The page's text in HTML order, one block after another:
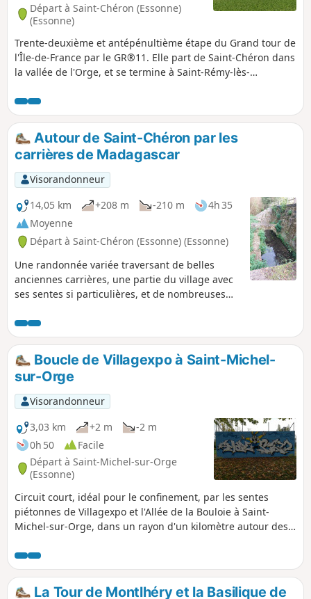
Départ à Saint-Chéron (Essonne)
(Essonne)
Trente-deuxième et antépénultième étape du Grand tour de
l'Île-de-France par le GR®11. Elle part de Saint-Chéron dans
la vallée de l'Orge, et se termine à Saint-Rémy-lès-
traversée de l'Essonne via ses principales vallées. Après un
début orienté vers l'Ouest, l'itinéraire suit une orientation
plein Nord à travers les plateaux du Hurepoix.
Autour de Saint-Chéron par les
carrières de Madagascar
Visorandonneur
14,05 km
+208 m -210 m
4h 35
Moyenne
Départ à Saint-Chéron (Essonne) (Essonne)
Une randonnée variée traversant de belles
anciennes carrières, une partie du village avec
ses sentes si particulières, et de nombreuses
Boucle de Villagexpo à Saint-Michel-
sur-Orge
Visorandonneur
3,03 km
+2 m
-2 m
0h 50
Facile
Départ à Saint-Michel-sur-Orge
(Essonne)
Circuit court, idéal pour le confinement, par les sentes
piétonnes de Villagexpo et l'Allée de la Bouloie à Saint-
Michel-sur-Orge, dans un rayon d'un kilomètre autour des
La Tour de Montlhéry et la Basilique de